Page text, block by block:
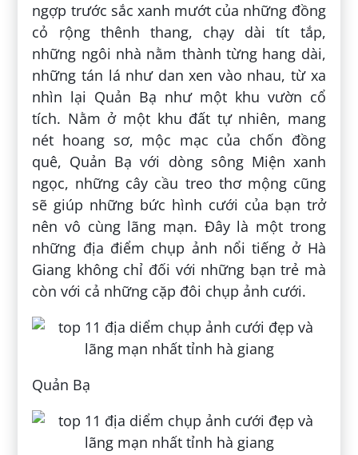
ngợp trước sắc xanh mướt của những đồng
cỏ rộng thênh thang, chạy dài tít tắp,
những ngôi nhà nằm thành từng hang dài,
những tán lá như dan xen vào nhau, từ xa
nhìn lại Quản Bạ như một khu vườn cổ
tích. Nằm ở một khu đất tự nhiên, mang
nét hoang sơ, mộc mạc của chốn đồng
quê, Quản Bạ với dòng sông Miện xanh
ngọc, những cây cầu treo thơ mộng cũng
sẽ giúp những bức hình cưới của bạn trở
nên vô cùng lãng mạn. Đây là một trong
những địa điểm chụp ảnh nổi tiếng ở Hà
Giang không chỉ đối với những bạn trẻ mà
còn với cả những cặp đôi chụp ảnh cưới.
Quản Bạ